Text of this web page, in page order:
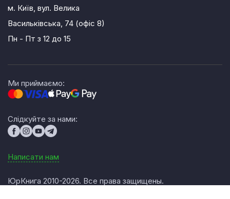
м. Київ, вул. Велика
Васильківська, 74 (офіс 8)
Пн - Пт з 12 до 15
Ми приймаємо:
Слідкуйте за нами:
Написати нам
ЮрКнига 2010-2026. Все права защищены.